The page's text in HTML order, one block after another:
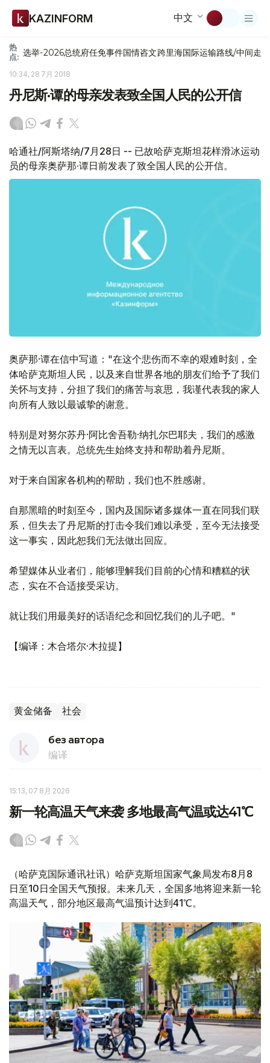
KAZINFORM 中文
热
点: 选举-2026总统府任免事件国情咨文跨里海国际运输路线/中间走廊
10:34, 28 7月 2018
丹尼斯·谭的母亲发表致全国人民的公开信
哈通社/阿斯塔纳/7月28日 -- 已故哈萨克斯坦花样滑冰运动
员的母亲奥萨那·谭日前发表了致全国人民的公开信。
奥萨那·谭在信中写道："在这个悲伤而不幸的艰难时刻，全
体哈萨克斯坦人民，以及来自世界各地的朋友们给予了我们
关怀与支持，分担了我们的痛苦与哀思，我谨代表我的家人
向所有人致以最诚挚的谢意。
特别是对努尔苏丹·阿比舍吾勒·纳扎尔巴耶夫，我们的感激
之情无以言表。总统先生始终支持和帮助着丹尼斯。
对于来自国家各机构的帮助，我们也不胜感谢。
自那黑暗的时刻至今，国内及国际诸多媒体一直在同我们联
系，但失去了丹尼斯的打击令我们难以承受，至今无法接受
这一事实，因此恕我们无法做出回应。
希望媒体从业者们，能够理解我们目前的心情和糟糕的状
态，实在不合适接受采访。
就让我们用最美好的话语纪念和回忆我们的儿子吧。"
【编译：木合塔尔·木拉提】
黄金储备 社会
без автора
编译
15:13, 07 8月 2026
新一轮高温天气来袭 多地最高气温或达41℃
（哈萨克国际通讯社讯）哈萨克斯坦国家气象局发布8月8
日至10日全国天气预报。未来几天，全国多地将迎来新一轮
高温天气，部分地区最高气温预计达到41℃。